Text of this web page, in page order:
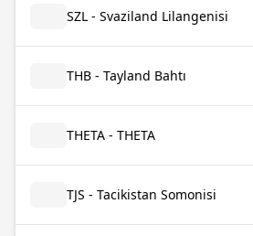
SZL - Svaziland Lilangenisi
THB - Tayland Bahtı
THETA - THETA
TJS - Tacikistan Somonisi